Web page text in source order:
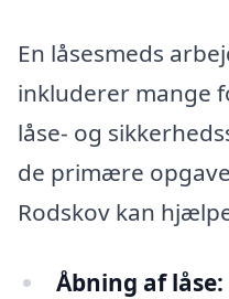
En låsesmeds
inkluderer mange
låse- og
de primære
Rodskov kan
Åbning af låse: